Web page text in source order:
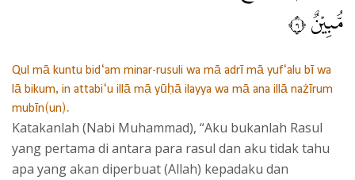
مُّبِيْنٌ ٩
Qul mā kuntu bid‘am minar-rusuli wa mā adrī mā yuf‘alu bī wa
lā bikum, in attabi‘u illā mā yūḥā ilayya wa mā ana illā nażīrum
mubīn(un).
Katakanlah (Nabi Muhammad), “Aku bukanlah Rasul
yang pertama di antara para rasul dan aku tidak tahu
apa yang akan diperbuat (Allah) kepadaku dan